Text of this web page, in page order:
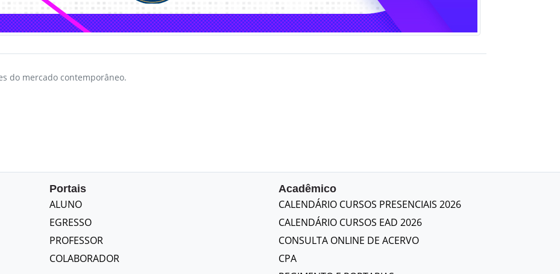
do mercado contemporâneo.
Portais
ALUNO
EGRESSO
PROFESSOR
COLABORADOR
Acadêmico
CALENDÁRIO CURSOS PRESENCIAIS 2026
CALENDÁRIO CURSOS EAD 2026
CONSULTA ONLINE DE ACERVO
CPA